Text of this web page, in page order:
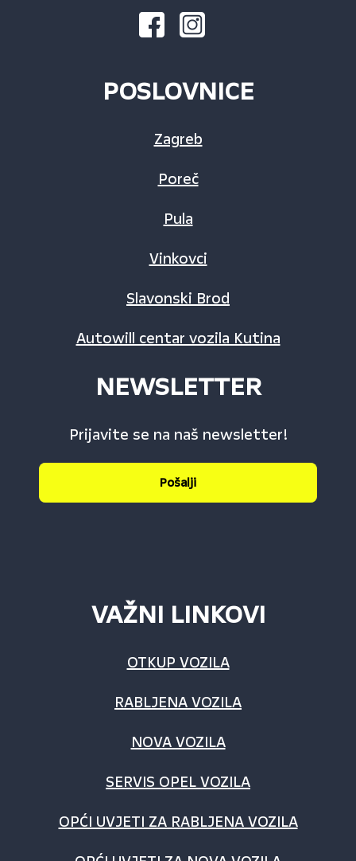
POSLOVNICE
Zagreb
Poreč
Pula
Vinkovci
Slavonski Brod
Autowill centar vozila Kutina
NEWSLETTER
Prijavite se na naš newsletter!
Pošalji
VAŽNI LINKOVI
OTKUP VOZILA
RABLJENA VOZILA
NOVA VOZILA
SERVIS OPEL VOZILA
OPĆI UVJETI ZA RABLJENA VOZILA